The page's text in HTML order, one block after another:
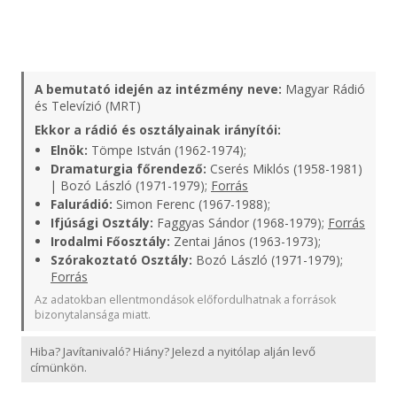
A bemutató idején az intézmény neve: Magyar Rádió
és Televízió (MRT)
Ekkor a rádió és osztályainak irányítói:
Elnök: Tömpe István (1962-1974);
Dramaturgia főrendező: Cserés Miklós (1958-1981)
| Bozó László (1971-1979); Forrás
Falurádió: Simon Ferenc (1967-1988);
Ifjúsági Osztály: Faggyas Sándor (1968-1979); Forrás
Irodalmi Főosztály: Zentai János (1963-1973);
Szórakoztató Osztály: Bozó László (1971-1979);
Forrás
Az adatokban ellentmondások előfordulhatnak a források
bizonytalansága miatt.
Hiba? Javítanivaló? Hiány? Jelezd a nyitólap alján levő
címünkön.